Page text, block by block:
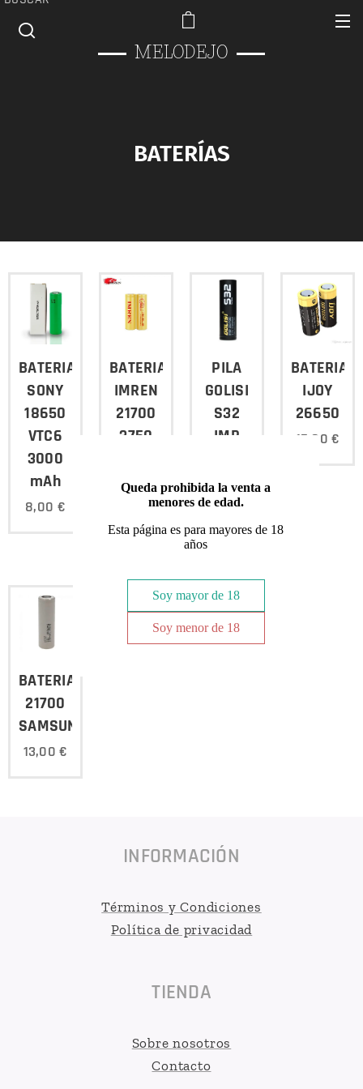
MELODEJO
BATERÍAS
BATERIA
SONY
18650
VTC6
3000
mAh
8,00 €
BATERIA
IMREN
21700
3750
40a
€
PILA
GOLISI
S32
IMR
3200
mAh
12,00€
BATERIA
IJOY
26650
15,00 €
BATERIA
21700
SAMSUNG
13,00 €
INFORMACIÓN
Términos y Condiciones
Política de privacidad
TIENDA
Sobre nosotros
Contacto
Queda prohibida la venta a
menores de edad.
Esta página es para mayores de 18
años
Soy mayor de 18
Soy menor de 18